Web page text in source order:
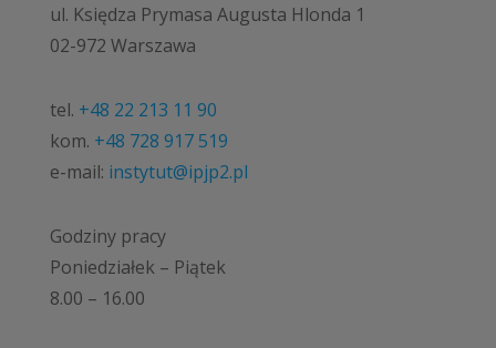
ul. Księdza Prymasa Augusta Hlonda 1
02-972 Warszawa
tel. +48 22 213 11 90
kom. +48 728 917 519
e-mail: instytut@ipjp2.pl
Godziny pracy
Poniedziałek – Piątek
8.00 – 16.00